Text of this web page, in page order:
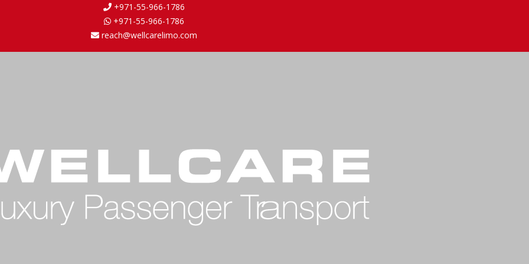
+971-55-966-1786
+971-55-966-1786
reach@wellcarelimo.com